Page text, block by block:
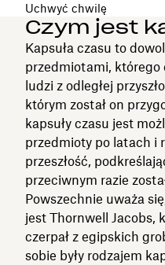
Uchwyć chwilę
Czym jest
Kapsuła czasu to
przedmiotami,
ludzi z odległej
którym został on
kapsuły czasu jest
przedmioty po latach i
przeszłość,
przeciwnym razie
Powszechnie uważa
jest Thornwell Jacobs,
czerpał z egipskich
sobie były rodzajem